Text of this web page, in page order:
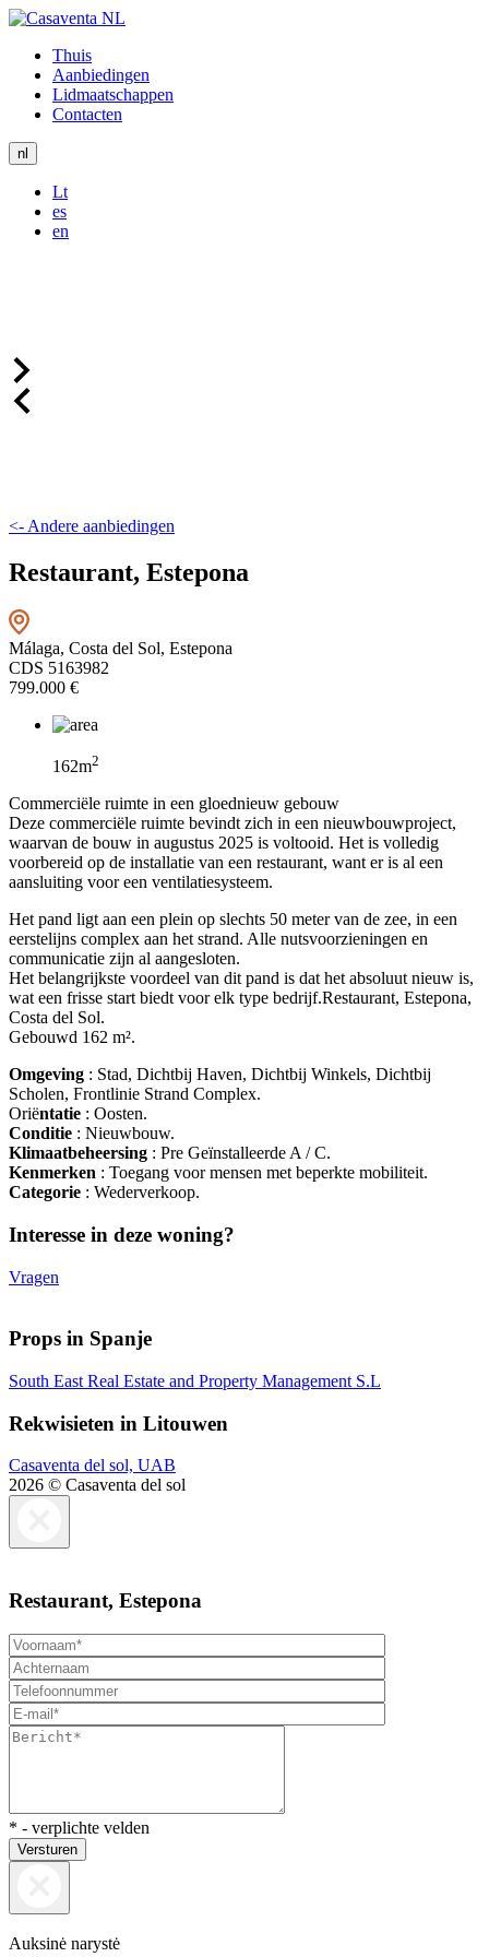
Thuis
Aanbiedingen
Lidmaatschappen
Contacten
nl
Lt
es
en
<- Andere aanbiedingen
Restaurant, Estepona
Málaga, Costa del Sol, Estepona
CDS 5163982
799.000 €
162m2
Commerciële ruimte in een gloednieuw gebouw
Deze commerciële ruimte bevindt zich in een nieuwbouwproject,
waarvan de bouw in augustus 2025 is voltooid. Het is volledig
voorbereid op de installatie van een restaurant, want er is al een
aansluiting voor een ventilatiesysteem.
Het pand ligt aan een plein op slechts 50 meter van de zee, in een
eerstelijns complex aan het strand. Alle nutsvoorzieningen en
communicatie zijn al aangesloten.
Het belangrijkste voordeel van dit pand is dat het absoluut nieuw is,
wat een frisse start biedt voor elk type bedrijf.Restaurant, Estepona,
Costa del Sol.
Gebouwd 162 m².
Omgeving : Stad, Dichtbij Haven, Dichtbij Winkels, Dichtbij
Scholen, Frontlinie Strand Complex.
Oriëntatie : Oosten.
Conditie : Nieuwbouw.
Klimaatbeheersing : Pre Geïnstalleerde A / C.
Kenmerken : Toegang voor mensen met beperkte mobiliteit.
Categorie : Wederverkoop.
Interesse in deze woning?
Vragen
Props in Spanje
South East Real Estate and Property Management S.L
Rekwisieten in Litouwen
Casaventa del sol, UAB
2026 © Casaventa del sol
Restaurant, Estepona
* - verplichte velden
Versturen
Auksinė narystė